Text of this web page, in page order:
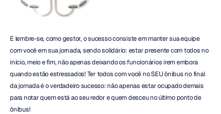
E lembre-se, como gestor, o sucesso consiste em manter sua equipe
com você em sua jornada, sendo solidário: estar presente com todos no
início, meio e fim, não apenas deixando os funcionários irem embora
quando estão estressados! Ter todos com você no SEU ônibus no final
da jornada é o verdadeiro sucesso: não apenas estar ocupado demais
para notar quem está ao seu redor e quem desceu no último ponto de
ônibus!